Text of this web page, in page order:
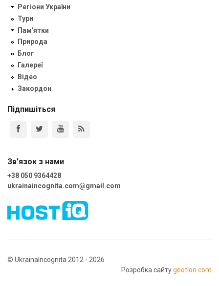
Регіони України
Тури
Пам'ятки
Природа
Блог
Галереї
Відео
Закордон
Підпишіться
Зв'язок з нами
+38 050 9364428
ukrainaincognita.com@gmail.com
© UkrainaIncognita 2012 - 2026
Розробка сайтуgeotlon.com